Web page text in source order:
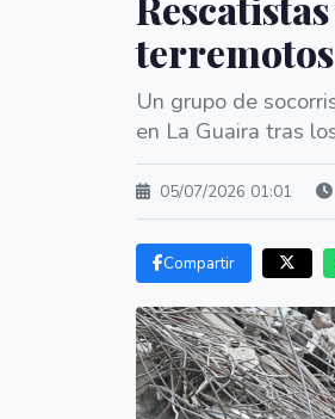
Un grupo de
en La Guaira tras
05/07/2026 01:01
Compartir